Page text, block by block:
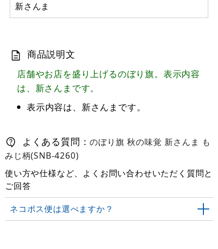
新さんま
商品説明文
店舗やお店を盛り上げるのぼり旗。表示内容
は、新さんまです。
表示内容は、新さんまです。
よくある質問：のぼり旗 秋の味覚 新さんま も
みじ柄(SNB-4260)
使い方や仕様など、よくお問い合わせいただく質問と
ご回答
ネコポス便は選べますか？